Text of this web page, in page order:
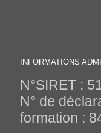
INFORMATIONS
N°SIRET :
N° de
formation :